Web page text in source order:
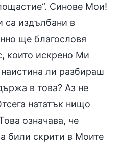
Синове Мои!
издълбани в
ще благословя
които искрено Ми
наистина ли разбираш
в това? Аз не
нататък нищо
означава, че
били скрити в Моите